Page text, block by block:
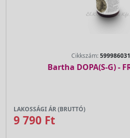
Cikkszám:
Bartha DOPA(S-G) -
LAKOSSÁGI ÁR (BRUTTÓ)
9 790 Ft